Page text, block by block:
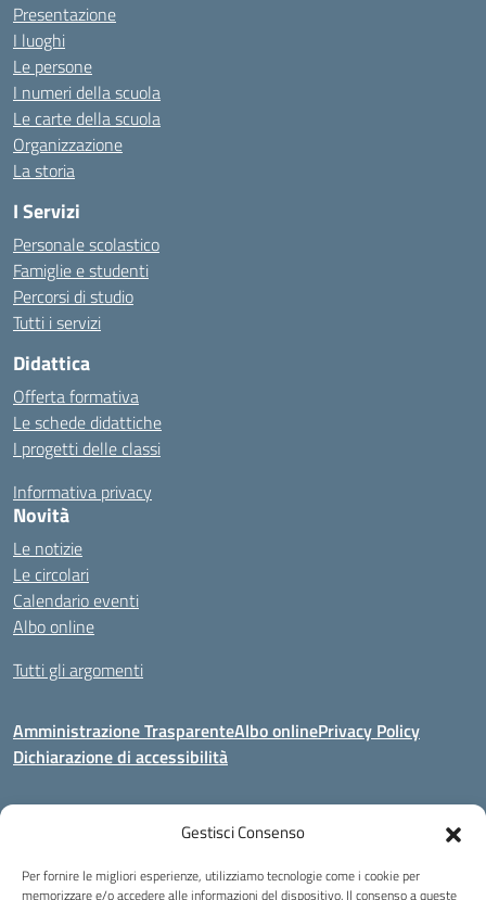
Gestisci Consenso
Per fornire le migliori esperienze, utilizziamo tecnologie come i cookie per
memorizzare e/o accedere alle informazioni del dispositivo. Il consenso a queste
Presentazione
I luoghi
Le persone
I numeri della scuola
Le carte della scuola
Organizzazione
La storia
I Servizi
Personale scolastico
Famiglie e studenti
Percorsi di studio
Tutti i servizi
Didattica
Offerta formativa
Le schede didattiche
I progetti delle classi
Informativa privacy
Novità
Le notizie
Le circolari
Calendario eventi
Albo online
Tutti gli argomenti
Amministrazione TrasparenteAlbo onlinePrivacy Policy
Dichiarazione di accessibilità
Via Corridoni 34/36 Milano
Posta elettronica certificata (PEC):miic8de001@pec.istruzione.it